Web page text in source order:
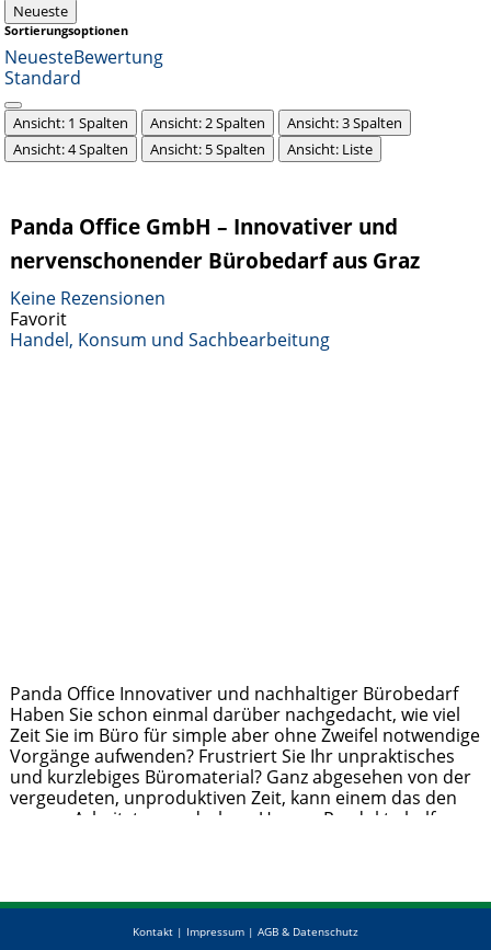
Neueste
Sortierungsoptionen
NeuesteBewertung
Standard
Ansicht: 1 Spalten Ansicht: 2 Spalten
Ansicht: 3 Spalten
Ansicht: 4 Spalten
Ansicht: 5 Spalten Ansicht: Liste
Panda Office GmbH – Innovativer und
nervenschonender Bürobedarf aus Graz
Keine Rezensionen
Favorit
Handel, Konsum und Sachbearbeitung
Panda Office Innovativer und nachhaltiger Bürobedarf
Haben Sie schon einmal darüber nachgedacht, wie viel
Zeit Sie im Büro für simple aber ohne Zweifel notwendige
Vorgänge aufwenden? Frustriert Sie Ihr unpraktisches
und kurzlebiges Büromaterial? Ganz abgesehen von der
vergeudeten, unproduktiven Zeit, kann einem das den
ganzen Arbeitstag verderben. Unsere Produkte helfen
Kontakt | Impressum | AGB & Datenschutz